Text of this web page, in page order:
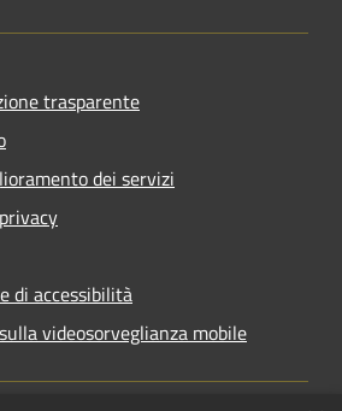
trasparente
dei servizi
di accessibilità
videosorveglianza mobile